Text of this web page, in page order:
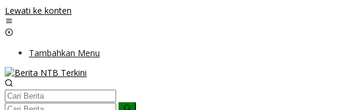
Lewati ke konten
Tambahkan Menu